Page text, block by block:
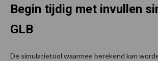
Begin tijdig met invullen
GLB
De simulatietool waarmee berekend kan